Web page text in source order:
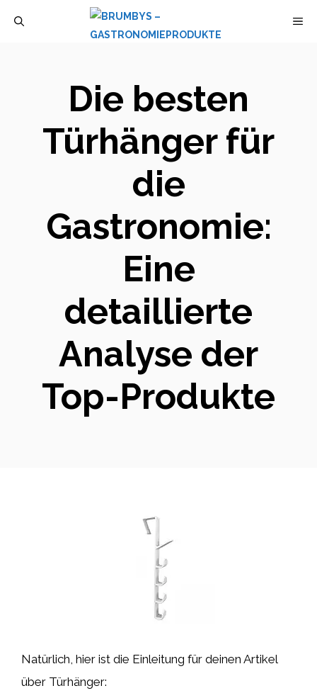
Die besten
Türhänger für
die
Gastronomie:
Eine
detaillierte
Analyse der
Top-Produkte
Natürlich, hier ist die Einleitung für deinen Artikel
über Türhänger: